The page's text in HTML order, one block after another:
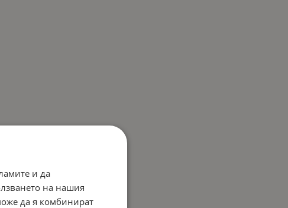
и да
на нашия
да я комбинират